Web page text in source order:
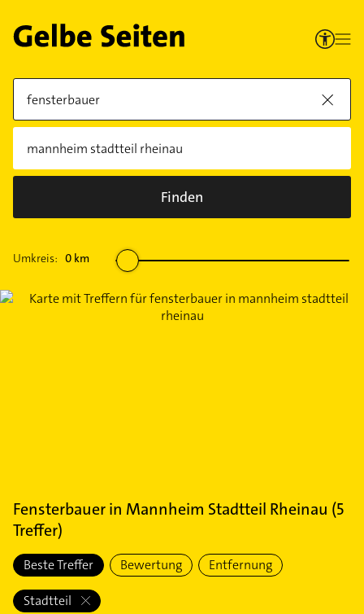
Finden
Umkreis: 0 km
Fensterbauerin Mannheim Stadtteil Rheinau (5
Treffer)
Beste Treffer Bewertung Entfernung
Stadtteil